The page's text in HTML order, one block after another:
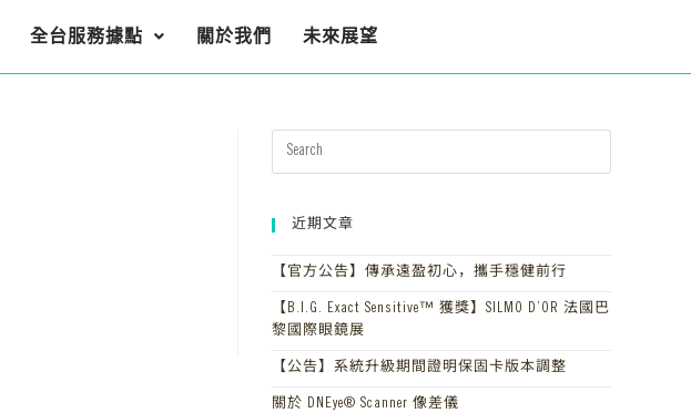
全台服務據點 關於我們 未來展望
近期文章
【官方公告】傳承遠盈初心，攜手穩健前行
【B.I.G. Exact Sensitive™ 獲獎】SILMO D’OR 法國巴
黎國際眼鏡展
【公告】系統升級期間證明保固卡版本調整
關於 DNEye® Scanner 像差儀